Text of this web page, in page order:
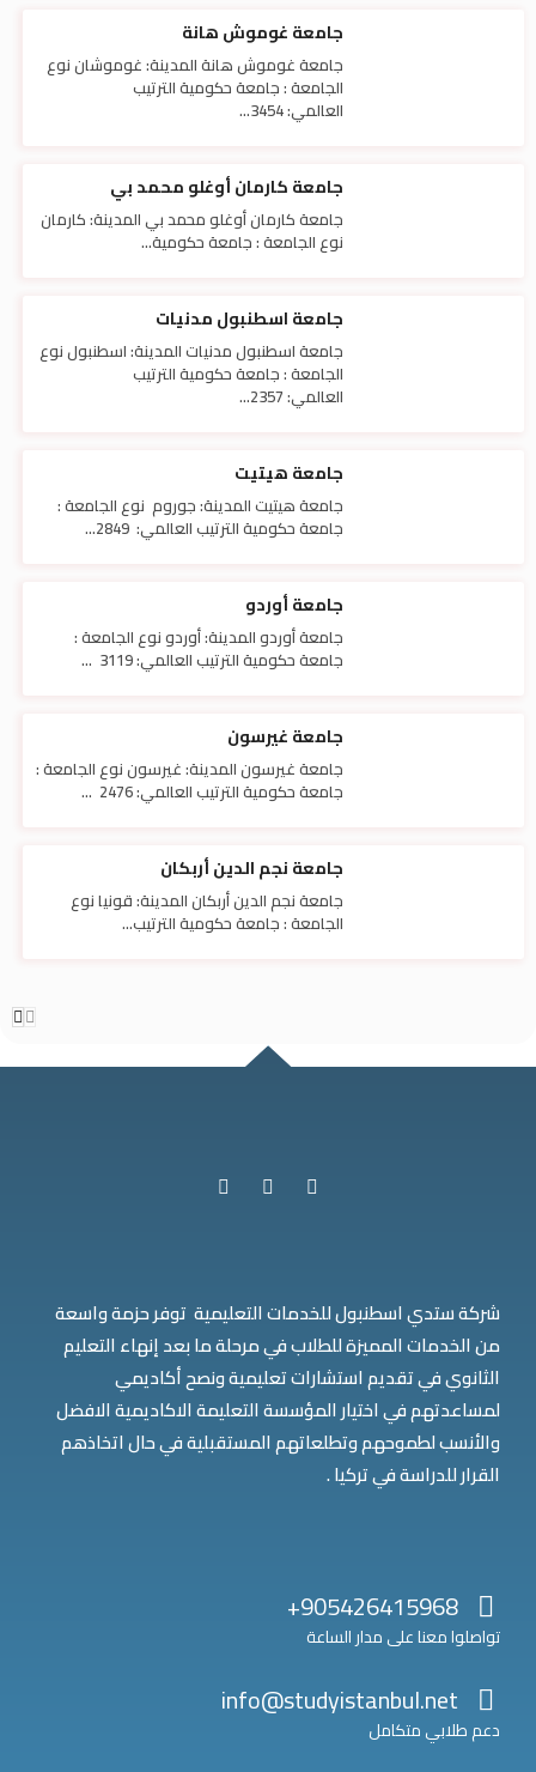
جامعة غوموش هانة
جامعة غوموش هانة المدينة: غوموشان نوع
الجامعة : جامعة حكومية الترتيب
العالمي: 3454...
جامعة كارمان أوغلو محمد بي
جامعة كارمان أوغلو محمد بي المدينة: كارمان
نوع الجامعة : جامعة حكومية...
جامعة اسطنبول مدنيات
جامعة اسطنبول مدنيات المدينة: اسطنبول نوع
الجامعة : جامعة حكومية الترتيب
العالمي: 2357...
جامعة هيتيت
جامعة هيتيت المدينة: جوروم نوع الجامعة :
جامعة حكومية الترتيب العالمي: 2849...
جامعة أوردو
جامعة أوردو المدينة: أوردو نوع الجامعة :
جامعة حكومية الترتيب العالمي: 3119 ...
جامعة غيرسون
جامعة غيرسون المدينة: غيرسون نوع الجامعة :
جامعة حكومية الترتيب العالمي: 2476 ...
جامعة نجم الدين أربكان
جامعة نجم الدين أربكان المدينة: قونيا نوع
الجامعة : جامعة حكومية الترتيب...
شركة ستدي اسطنبول للخدمات التعليمية توفر حزمة واسعة
من الخدمات المميزة للطلاب في مرحلة ما بعد إنهاء التعليم
الثانوي في تقديم استشارات تعليمية ونصح أكاديمي
لمساعدتهم في اختيار المؤسسة التعليمة الاكاديمية الافضل
والأنسب لطموحهم وتطلعاتهم المستقبلية في حال اتخاذهم
القرار للدراسة في تركيا .
905426415968+
تواصلوا معنا على مدار الساعة
info@studyistanbul.net
دعم طلابي متكامل